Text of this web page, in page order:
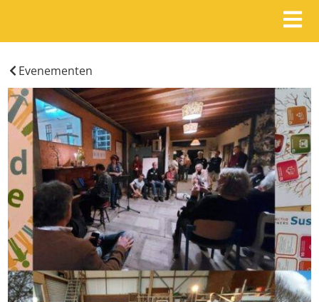
Evenementen